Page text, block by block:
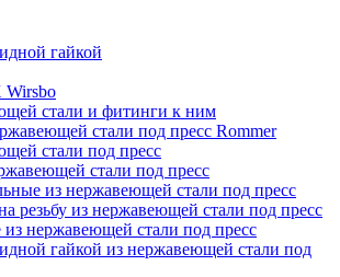
гайкой
Wirsbo
стали и фитинги к ним
стали под пресс Rommer
стали под пресс
стали под пресс
из нержавеющей стали под пресс
резьбу из нержавеющей стали под пресс
из нержавеющей стали под пресс
гайкой из нержавеющей стали под